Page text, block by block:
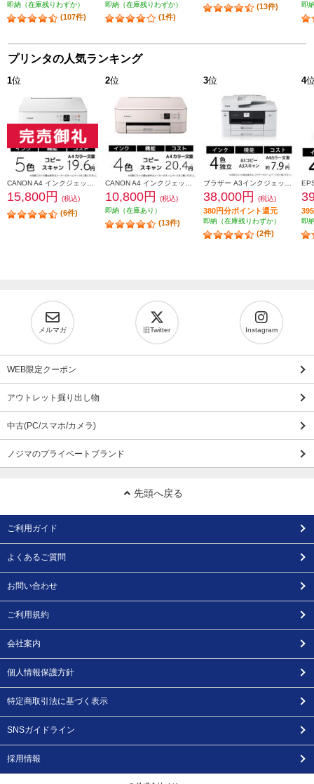
即納（在庫残りわずか）
(107件)
即納（在庫残りわずか）
(1件)
(13件) 即
プリンタの人気ランキング
1位
15,800円 (税込)
(6件)
2位
10,800円
(税込)
即納（在庫あり）
(13件)
3位
38,000円 (税込)
380円分ポイント還元
即納（在庫残りわずか）
(2件)
4
即
メルマガ 旧Twitter Instagram
WEB限定クーポン
アウトレット掘り出し物
中古(PC/スマホ/カメラ)
ノジマのプライベートブランド
先頭へ戻る
ご利用ガイド
よくあるご質問
お問い合わせ
ご利用規約
会社案内
個人情報保護方針
特定商取引法に基づく表示
SNSガイドライン
採用情報